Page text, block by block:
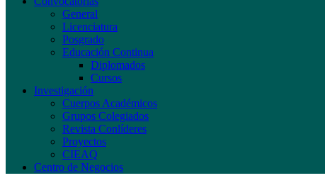
General
Licenciatura
Posgrado
Educación Continua
Diplomados
Cursos
Investigación
Cuerpos Académicos
Grupos Colegiados
Revista Conlíderes
Proyectos
CIEAQ
Centro de Negocios